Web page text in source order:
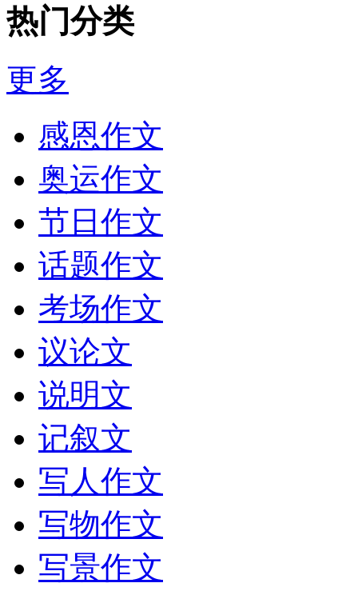
热门分类
更多
感恩作文
奥运作文
节日作文
话题作文
考场作文
议论文
说明文
记叙文
写人作文
写物作文
写景作文